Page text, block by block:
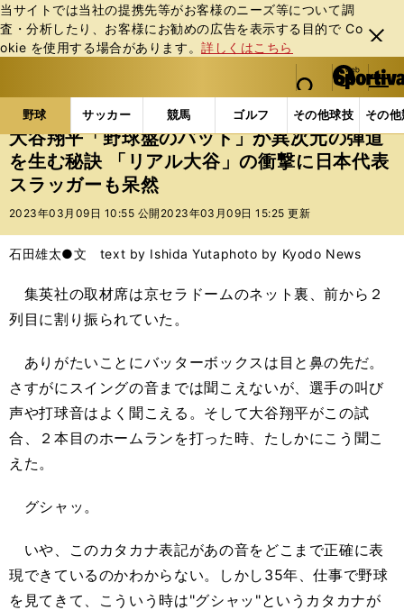
当サイトでは当社の提携先等がお客様のニーズ等について調
査・分析したり、お客様にお勧めの広告を表⽰する⽬的で Co
okie を使⽤する場合があります。詳しくはこちら
閉じ
る
web Sportiva (webスポルティーバ)
検索
マイペ
ー
ジ
メニュ
野球 サッカー 競馬 ゴルフ その他球技 その
b
ス
ポ
ル
テ
ー
バ
野球の記事一覧 プロ野球 大谷翔平「野球盤のバッ
大谷翔平「野球盤のバット」が異次元の弾道
を生む秘訣 「リアル大谷」の衝撃に日本代表
スラッガーも呆然
2023年03月09日 10:55 公開 2023年03月09日 15:25 更新
石田雄太●文 text by Ishida Yutaphoto by Kyodo News
集英社の取材席は京セラドームのネット裏、前から２
列目に割り振られていた。
ありがたいことにバッターボックスは目と鼻の先だ。
さすがにスイングの音までは聞こえないが、選手の叫び
声や打球音はよく聞こえる。そして大谷翔平がこの試
合、２本目のホームランを打った時、たしかにこう聞こ
えた。
グシャッ。
いや、このカタカナ表記があの音をどこまで正確に表
現できているのかわからない。しかし35年、仕事で野球
を見てきて、こういう時は"グシャッ"というカタカナが